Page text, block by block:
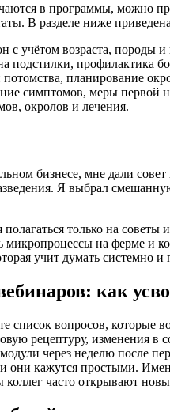
в программы, можно
В разделе ниже
с учётом возраста, породы и
подстилки, профилактика
планирование
симптомов, меры первой
окролов и лечения.
бизнесе, мне дали
Я выбрал
только на
на ферме и
учит думать системно и
как
список вопросов, которые
рецептуру, изменения в
через неделю после
они кажутся простыми.
часто открывают